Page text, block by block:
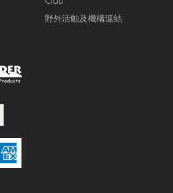
野外活動及機構連結